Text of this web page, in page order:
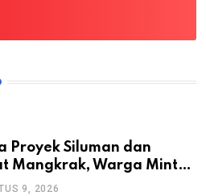
Proyek Siluman dan
Mangkrak, Warga Minta
Tuntas Pembangunan
9, 2026